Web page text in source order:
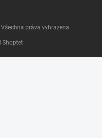
Shoptet
Všechna práva vyhrazena.